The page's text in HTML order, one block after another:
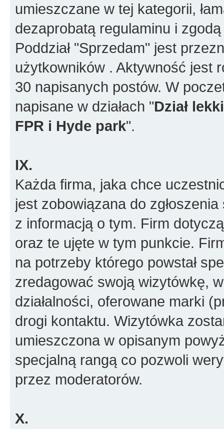
umieszczane w tej kategorii,
dezaprobatą regulaminu i
Poddział "Sprzedam" jest
użytkowników . Aktywność jest
30 napisanych postów. W
napisane w działach "Dział
FPR i Hyde park".
IX.
Każda firma, jaka chce
jest zobowiązana do
z informacją o tym. Firm
oraz te ujęte w tym punkcie.
na potrzeby którego powstał
zredagować swoją wizytówkę,
działalności, oferowane marki
drogi kontaktu. Wizytówka
umieszczona w opisanym
specjalną rangą co pozwoli
przez moderatorów.
X.